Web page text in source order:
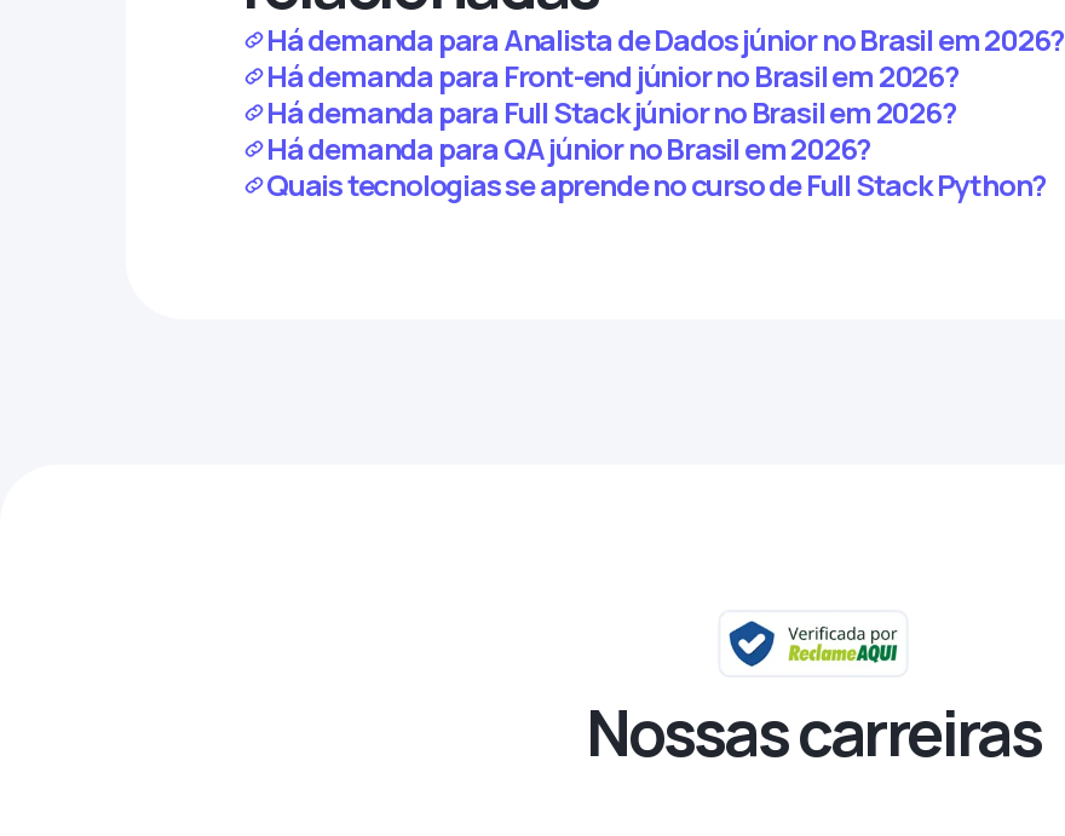
Há demanda para Analista de Dados júnior no Brasil em 2026?
Há demanda para Front-end júnior no Brasil em 2026?
Há demanda para Full Stack júnior no Brasil em 2026?
Há demanda para QA júnior no Brasil em 2026?
Quais tecnologias se aprende no curso de Full Stack Python?
Nossas carreiras